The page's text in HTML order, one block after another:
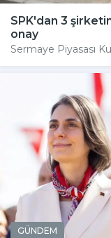
SPK'dan 3
onay
Sermaye Piyasası
GÜNDEM